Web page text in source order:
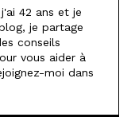
42 ans et je
je partage
conseils
vous aider à
moi dans